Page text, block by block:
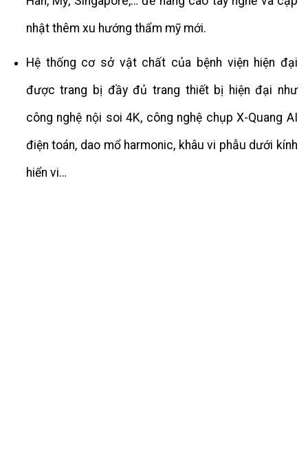
nhật thêm xu hướng thẩm mỹ mới.
Hệ thống cơ sở vật chất của bệnh viện hiện đại
được trang bị đầy đủ trang thiết bị hiện đại như
công nghệ nội soi 4K, công nghệ chụp X-Quang AI
điện toán, dao mổ harmonic, khâu vi phẫu dưới kính
hiển vi…